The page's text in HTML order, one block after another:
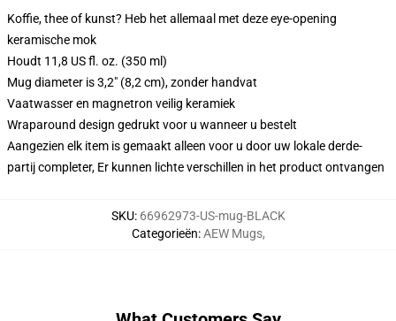
Koffie, thee of kunst? Heb het allemaal met deze eye-opening
keramische mok
Houdt 11,8 US fl. oz. (350 ml)
Mug diameter is 3,2" (8,2 cm), zonder handvat
Vaatwasser en magnetron veilig keramiek
Wraparound design gedrukt voor u wanneer u bestelt
Aangezien elk item is gemaakt alleen voor u door uw lokale derde-
partij completer, Er kunnen lichte verschillen in het product ontvangen
SKU: 66962973-US-mug-BLACK
Categorieën:AEW Mugs,